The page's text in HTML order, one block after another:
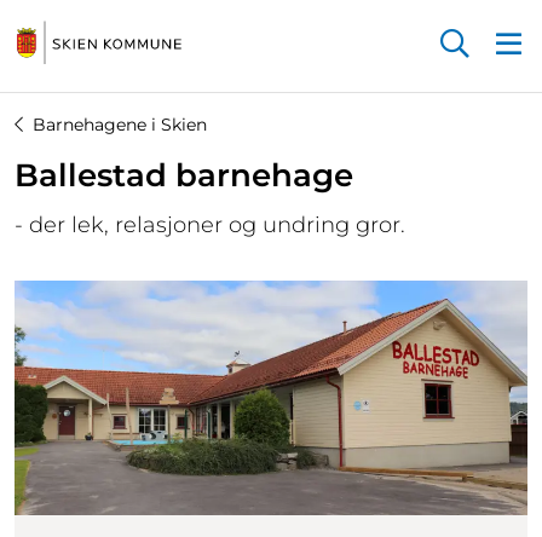
Barnehagene i Skien
Ballestad barnehage
- der lek, relasjoner og undring gror.